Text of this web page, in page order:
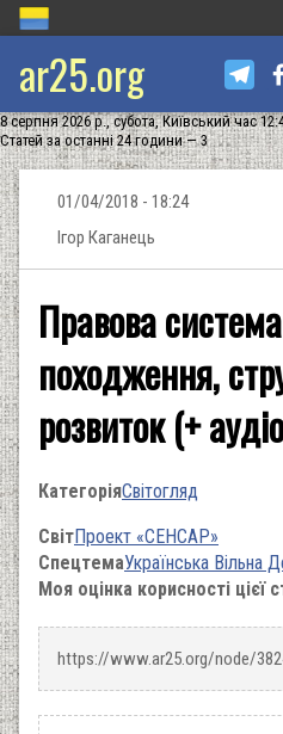
ar25.org
8 серпня 2026 р., субота, Київський час
Статей за останні 24 години — 3
01/04/2018 - 18:24
Ігор Каганець
Правова
походження,
розвиток (+
КатегоріяСвітогляд
СвітПроект «СЕНСАР»
СпецтемаУкраїнська Вільна
Моя оцінка корисності цієї
https://www.ar25.org/node/